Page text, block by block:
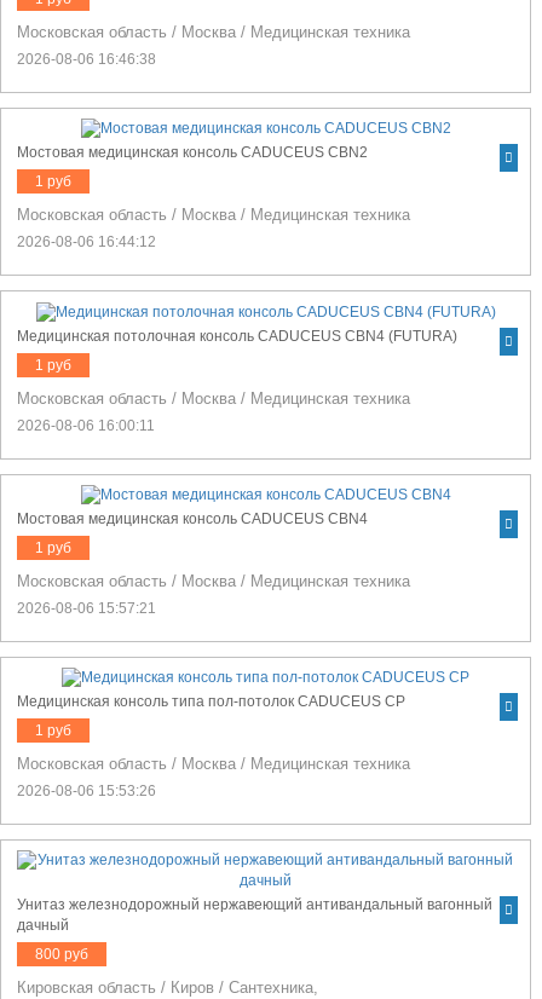
Московская область / Москва / Медицинская техника
2026-08-06 16:46:38
Мостовая медицинская консоль CADUCEUS CBN2
1 руб
Московская область / Москва / Медицинская техника
2026-08-06 16:44:12
Медицинская потолочная консоль CADUCEUS CBN4 (FUTURA)
1 руб
Московская область / Москва / Медицинская техника
2026-08-06 16:00:11
Мостовая медицинская консоль CADUCEUS CBN4
1 руб
Московская область / Москва / Медицинская техника
2026-08-06 15:57:21
Медицинская консоль типа пол-потолок CADUCEUS CP
1 руб
Московская область / Москва / Медицинская техника
2026-08-06 15:53:26
Унитаз железнодорожный нержавеющий антивандальный вагонный
дачный
800 руб
Кировская область / Киров / Сантехника,